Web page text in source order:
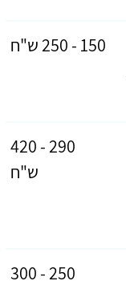
150 - 250 ש"ח
290 - 420
ש"ח
250 - 300